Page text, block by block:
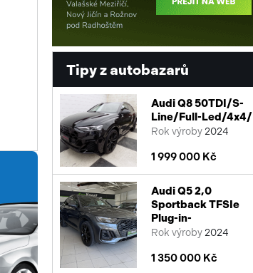
Tipy z autobazarů
Audi Q8 50TDI/S-
Line/Full-Led/4x4/
Rok výroby 2024
1 999 000 Kč
Audi Q5 2,0
Sportback TFSIe
Plug-in-
Rok výroby 2024
1 350 000 Kč